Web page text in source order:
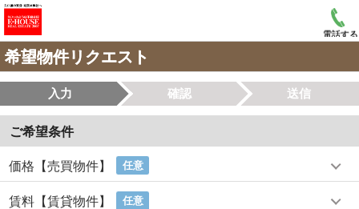
電話する
希望物件リクエスト
入力 確認 送信
ご希望条件
価格【売買物件】 任意
賃料【賃貸物件】 任意